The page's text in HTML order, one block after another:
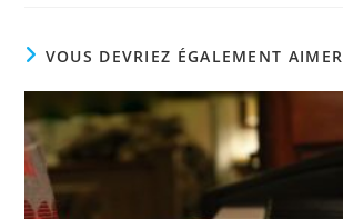
VOUS DEVRIEZ ÉGALEMENT AIMER